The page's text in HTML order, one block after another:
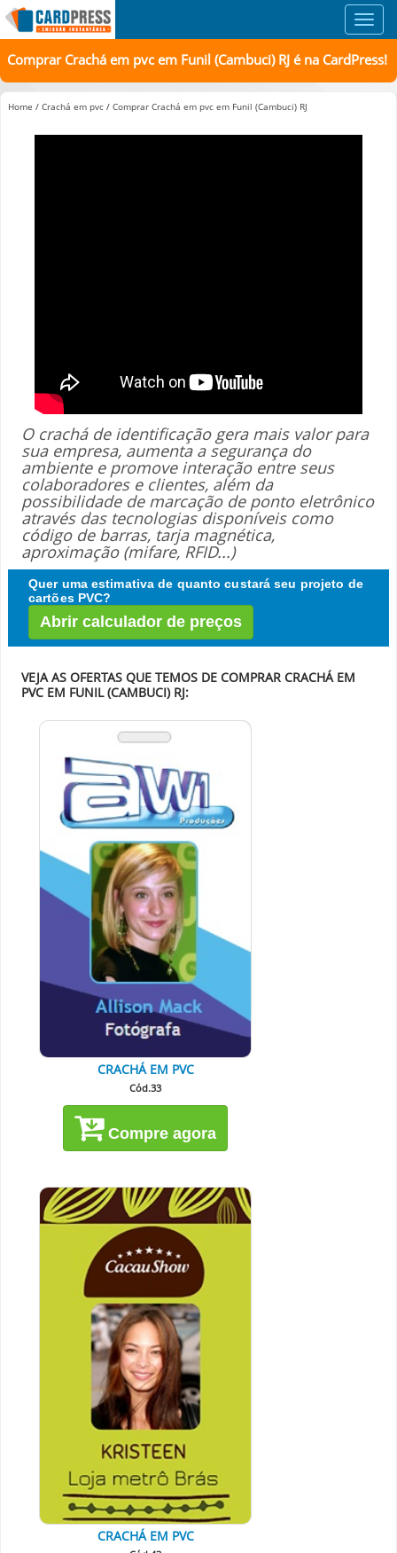
Comprar Crachá em pvc em Funil (Cambuci) RJ é na CardPress!
Home / Crachá em pvc / Comprar Crachá em pvc em Funil (Cambuci) RJ
O crachá de identificação gera mais valor para
sua empresa, aumenta a segurança do
ambiente e promove interação entre seus
colaboradores e clientes, além da
possibilidade de marcação de ponto eletrônico
através das tecnologias disponíveis como
código de barras, tarja magnética,
aproximação (mifare, RFID...)
Quer uma estimativa de quanto custará seu projeto de
cartões PVC?
Abrir calculador de preços
VEJA AS OFERTAS QUE TEMOS DE COMPRAR CRACHÁ EM
PVC EM FUNIL (CAMBUCI) RJ:
CRACHÁ EM PVC
Cód.33
Compre agora
CRACHÁ EM PVC